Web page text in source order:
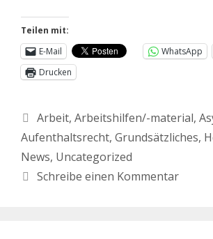
Teilen mit:
E-Mail
WhatsApp
Drucken
Arbeit, Arbeitshilfen/-material,
Aufenthaltsrecht, Grundsätzliches,
News, Uncategorized
Schreibe einen Kommentar